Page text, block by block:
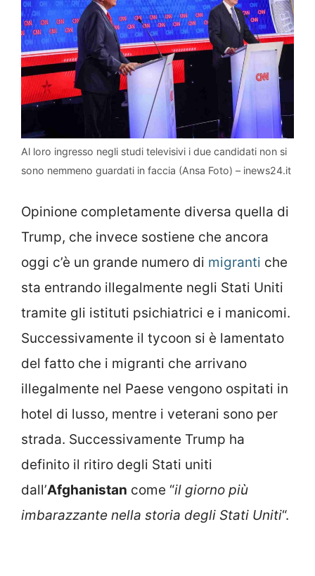
Al loro ingresso negli studi televisivi i due candidati non si
sono nemmeno guardati in faccia (Ansa Foto) – inews24.it
Opinione completamente diversa quella di
Trump, che invece sostiene che ancora
oggi c’è un grande numero di migranti che
sta entrando illegalmente negli Stati Uniti
tramite gli istituti psichiatrici e i manicomi.
Successivamente il tycoon si è lamentato
del fatto che i migranti che arrivano
illegalmente nel Paese vengono ospitati in
hotel di lusso, mentre i veterani sono per
strada. Successivamente Trump ha
definito il ritiro degli Stati uniti
dall’Afghanistan come “il giorno più
imbarazzante nella storia degli Stati Uniti“.